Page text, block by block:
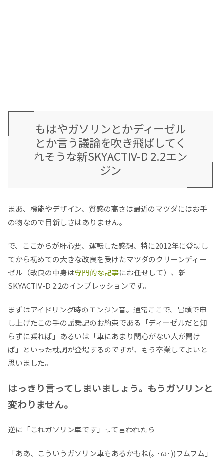
もはやガソリンとかディーゼル
とか言う議論を吹き飛ばしてく
れそうな新SKYACTIV-D 2.2エン
ジン
まあ、機能やデザイン、質感の高さは最近のマツダにはお手
の物なので目新しさはありません。
で、ここからが肝心要、運転した感想、特に2012年に登場し
てから初めての大きな改良を受けたマツダのクリーンディー
ゼル（改良の中身は専門的な記事にお任せして）、新
SKYACTIV-D 2.2のインプレッションです。
まずはアイドリング時のエンジン音。通常ここで、冒頭で申
し上げたこの手の試乗記のお約束である「ディーゼルだと知
らずに乗れば」あるいは「車にあまり関心がない人が聞け
ば」といった枕詞が登場するのですが、もう卒業してよいと
思いました。
はっきり言ってしまいましょう。もうガソリンと
変わりません。
逆に「これガソリン車です」って言われたら
「ああ、こういうガソリン車もあるかもね(｡ ･ω･))フムフム」